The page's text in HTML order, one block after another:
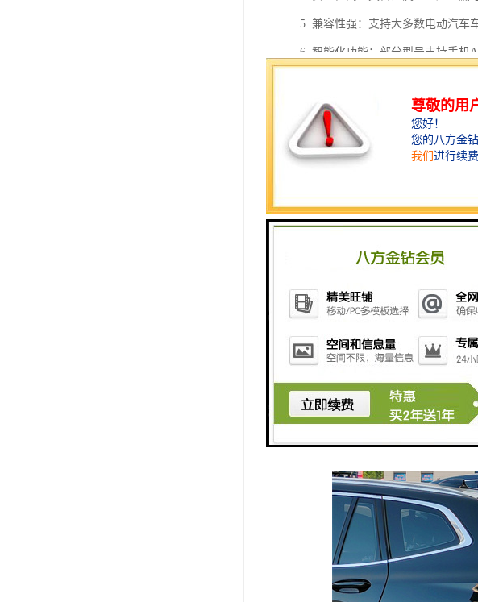
5. 兼容性强：支持大多数电动汽车
6. 智能化功能：部分型号支持手机
8. 对电网负荷小：充电功率较低，
9. 维护简单：结构相对简单，故障
10. 环保节能：利用夜间低谷电价充